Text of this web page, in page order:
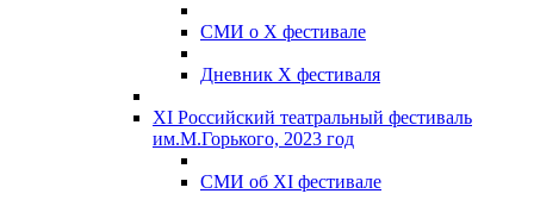
СМИ о X фестивале
Дневник X фестиваля
XI Российский театральный фестиваль
им.М.Горького, 2023 год
СМИ об XI фестивале